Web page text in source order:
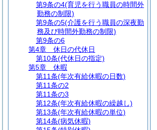
第9条の4(育児を行う職員の時間外
勤務の制限)
第9条の5(介護を行う職員の深夜勤
務及び時間外勤務の制限)
第9条の6
第4章
休日の代休日
第10条(代休日の指定)
第5章
休暇
第11条(年次有給休暇の日数)
第11条の2
第11条の3
第12条(年次有給休暇の繰越し)
第13条(年次有給休暇の単位)
第14条(病気休暇)